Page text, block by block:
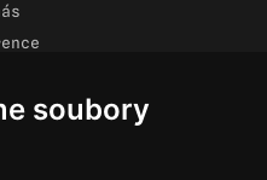
soubory
údajů